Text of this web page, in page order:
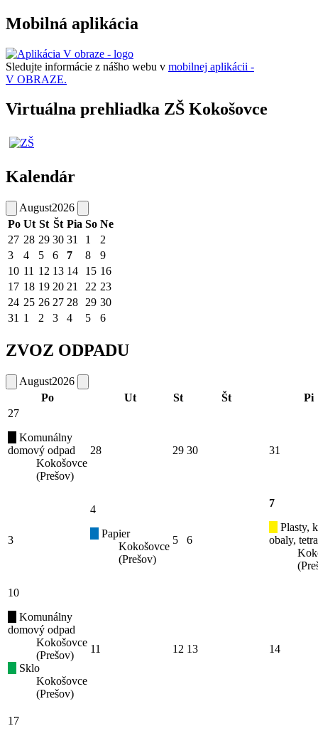
Mobilná aplikácia
Sledujte informácie z nášho webu v mobilnej aplikácii -
V OBRAZE.
Virtuálna prehliadka ZŠ Kokošovce
Kalendár
August2026
Po Ut St Št Pia So Ne
27 28 29 30 31 1
2
3
4 5 6 7 8
9
10 11 12 13 14 15 16
17 18 19 20 21 22 23
24 25 26 27 28 29 30
31 1 2 3 4 5 6
ZVOZ ODPADU
August2026
Po
Ut St Št
Pi
27
Komunálny
domový odpad
Kokošovce
(Prešov)
28 29 30 31
3
4
Papier
Kokošovce
(Prešov)
5 6
7
Plasty,
obaly,
10
Komunálny
domový odpad
Kokošovce
(Prešov)
Sklo
Kokošovce
(Prešov)
11 12 13 14
17